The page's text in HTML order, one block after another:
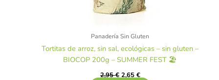
Panadería Sin Gluten
Tortitas de arroz, sin sal, ecológicas – sin gluten –
BIOCOP 200g – SUMMER FEST 🏖️
2,95€ 2,65 €